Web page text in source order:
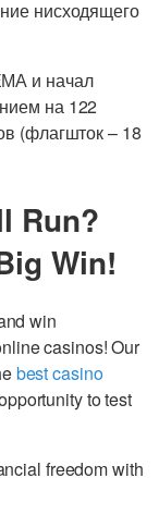
нисходящего
и начал
на 122
(флагшток – 18
Run?
Win!
win
casinos! Our
best casino
to test
freedom with